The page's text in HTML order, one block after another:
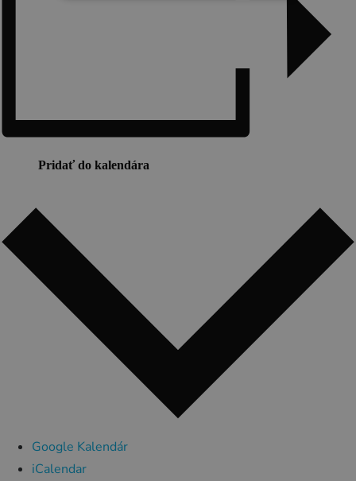
Pridať do kalendára
Google Kalendár
iCalendar